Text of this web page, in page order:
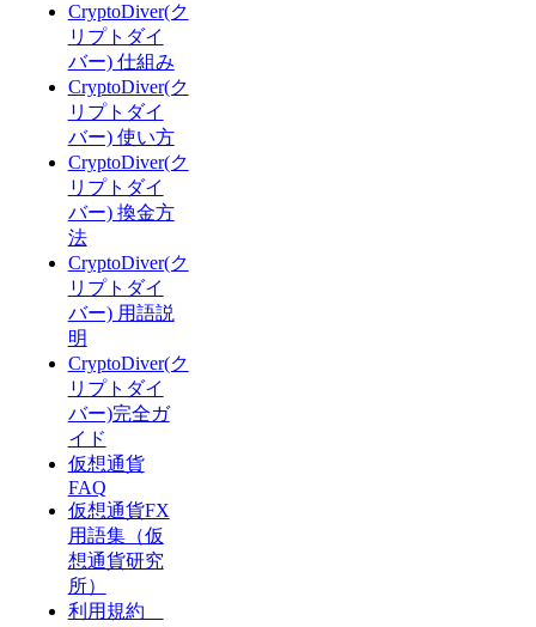
CryptoDiver(ク
リプトダイ
バー) 仕組み
CryptoDiver(ク
リプトダイ
バー) 使い方
CryptoDiver(ク
リプトダイ
バー) 換金方
法
CryptoDiver(ク
リプトダイ
バー) 用語説
明
CryptoDiver(ク
リプトダイ
バー)完全ガ
イド
仮想通貨
FAQ
仮想通貨FX
用語集（仮
想通貨研究
所）
利用規約